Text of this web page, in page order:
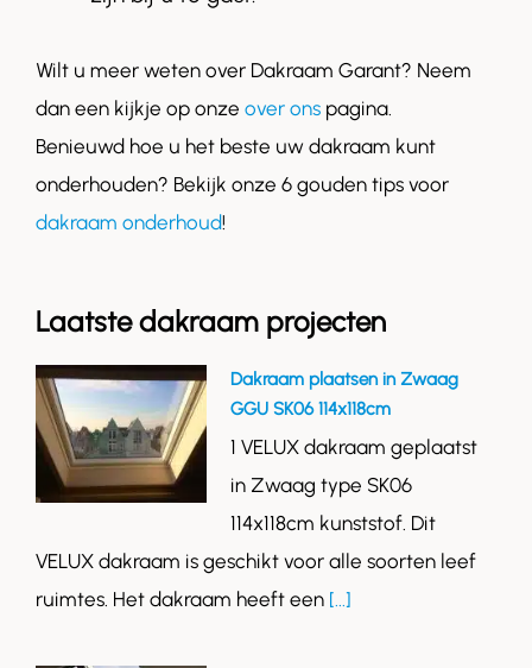
Wilt u meer weten over Dakraam Garant? Neem
dan een kijkje op onze over ons pagina.
Benieuwd hoe u het beste uw dakraam kunt
onderhouden? Bekijk onze 6 gouden tips voor
dakraam onderhoud!
Laatste dakraam projecten
Dakraam plaatsen in Zwaag
GGU SK06 114x118cm
1 VELUX dakraam geplaatst
in Zwaag type SK06
114x118cm kunststof. Dit
VELUX dakraam is geschikt voor alle soorten leef
ruimtes. Het dakraam heeft een [...]